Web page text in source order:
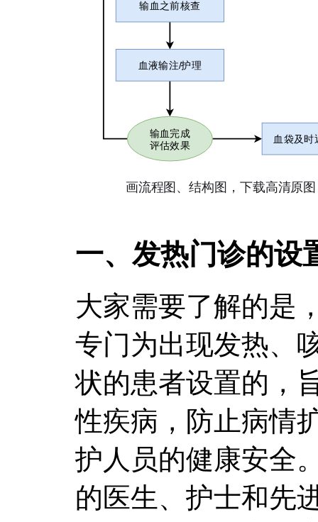
一、发热门诊的设
大家需要了解的是
专门为出现发热、
状的患者设置的，
性疾病，防止病情
护人员的健康安全
的医生、护士和先